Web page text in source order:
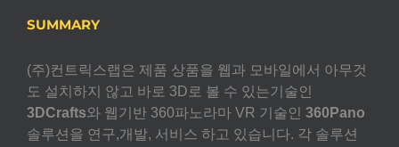
SUMMARY
(주)컨트릭스랩은 제품 상품을 웹과 모바일에서 아무것
도 설치하지 않고 바로 3D로 볼 수 있는기술인
3DCrafts와 웹기반 360파노라마 VR 기술인 360Pano
솔루션을 연구,개발, 서비스 하고 있습니다. 각 솔루션